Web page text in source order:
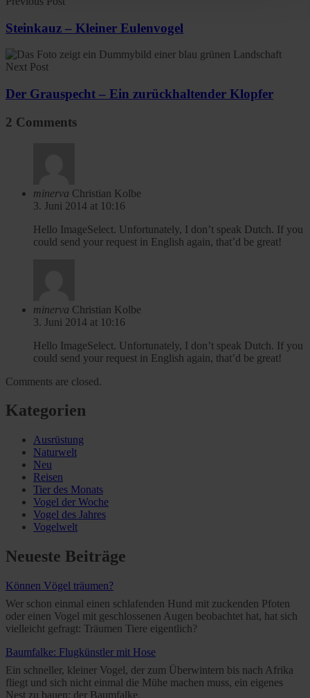
Policy and in the footer of our website).
Further information on the procedures used and your
Steinkauz – Kleiner Eulenvogel
Next Post
Der Grauspecht – Ein zurückhaltender Klopfer
2 Comments
minerva Christian Kolbe
3. Juni 2014 at 10:16
Hello ImageSelect. Unfortunately, I don’t speak Dutch. If you
could send your request in English again, that’d be great!
minerva Christian Kolbe
3. Juni 2014 at 10:16
Hello ImageSelect. Unfortunately, I don’t speak Dutch. If you
could send your request in English again, that’d be great!
Comments are closed.
Kategorien
Ausrüstung
Naturwelt
Neu
Reisen
Tier des Monats
Vogel der Woche
Vogel des Jahres
Vogelwelt
Neueste Beiträge
Können Vögel träumen?
Wer schon einmal einen schlafenden Hund mit zuckenden Pfoten
oder einen Vogel mit geschlossenen Augen beobachtet hat, hat sich
vielleicht gefragt: Träumen Tiere eigentlich?
Baumfalke: Flugkünstler mit Hose
Ein schneller, kleiner Vogel, der zum Überwintern bis nach Afrika
fliegt und sich nicht einmal die Mühe machen muss, ein eigenes
Nest zu bauen: der Baumfalke.